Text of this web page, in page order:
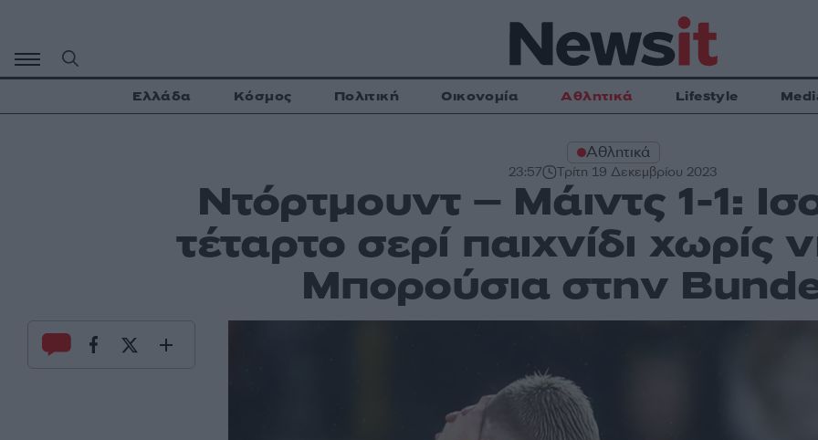
περιεχόμενο
Ελλάδα Κόσμος Πολιτική Οικονομία Αθλητικά Lifestyle
Αθλητικά
23:57 Τρίτη 19 Δεκεμβρίου 2023
Ντόρτμουντ – Μάιντς 1-1:
τέταρτο σερί παιχνίδι χωρίς
Μπορούσια στην